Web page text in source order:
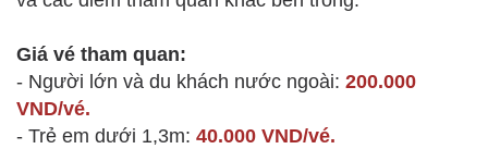
Giá vé tham quan:
- Người lớn và du khách nước ngoài: 200.000
VND/vé.
- Trẻ em dưới 1,3m: 40.000 VND/vé.